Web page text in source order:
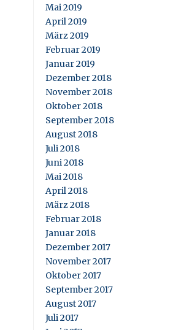
Mai 2019
April 2019
März 2019
Februar 2019
Januar 2019
Dezember 2018
November 2018
Oktober 2018
September 2018
August 2018
Juli 2018
Juni 2018
Mai 2018
April 2018
März 2018
Februar 2018
Januar 2018
Dezember 2017
November 2017
Oktober 2017
September 2017
August 2017
Juli 2017